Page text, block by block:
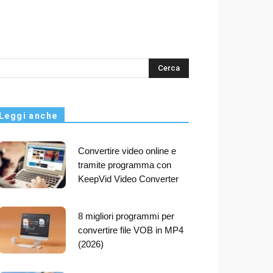
s
anche
Convertire video online e
tramite programma con
KeepVid Video Converter
8 migliori programmi per
convertire file VOB in MP4
(2026)